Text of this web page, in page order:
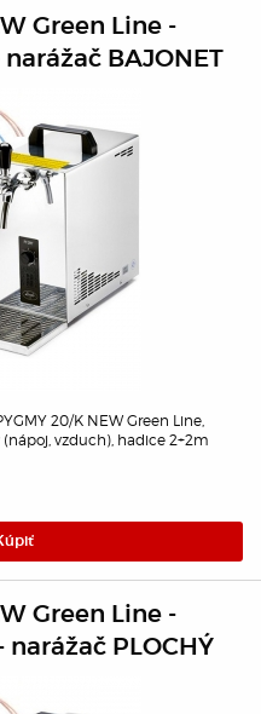
Pokračovať
v nákupe
Green Line -
BAJONET
20/K NEW Green Line,
(nápoj, vzduch), hadice 2+2m
Green Line -
PLOCHÝ